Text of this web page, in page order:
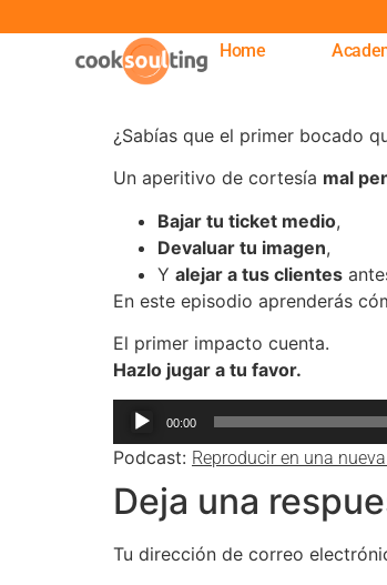
Home
¿Sabías que el primer bocado
Un aperitivo de cortesía mal
Bajar tu ticket medio,
Devaluar tu imagen,
Y alejar a tus clientes
En este episodio aprenderás
El primer impacto cuenta.
Hazlo jugar a tu favor.
Reproductor
audio
00:00
Podcast: Reproducir en una
Deja una
Tu dirección de correo